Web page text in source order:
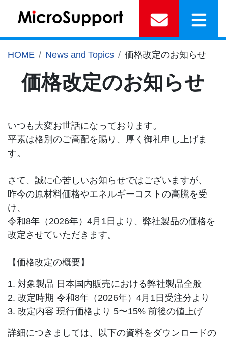
HOME News and Topics 価格改定のお知らせ
価格改定のお知らせ
いつも大変お世話になっております。
平素は格別のご高配を賜り、厚く御礼申し上げま
す。
さて、誠に心苦しいお知らせではございますが、
昨今の原材料価格やエネルギーコストの高騰を受
け、
令和8年（2026年）4月1日より、弊社製品の価格を
改定させていただきます。
【価格改定の概要】
1. 対象製品 日本国内販売における弊社製品全般
2. 改定時期 令和8年（2026年）4月1日受注分より
3. 改定内容 現行価格より 5〜15% 前後の値上げ
詳細につきましては、以下の資料をダウンロードの